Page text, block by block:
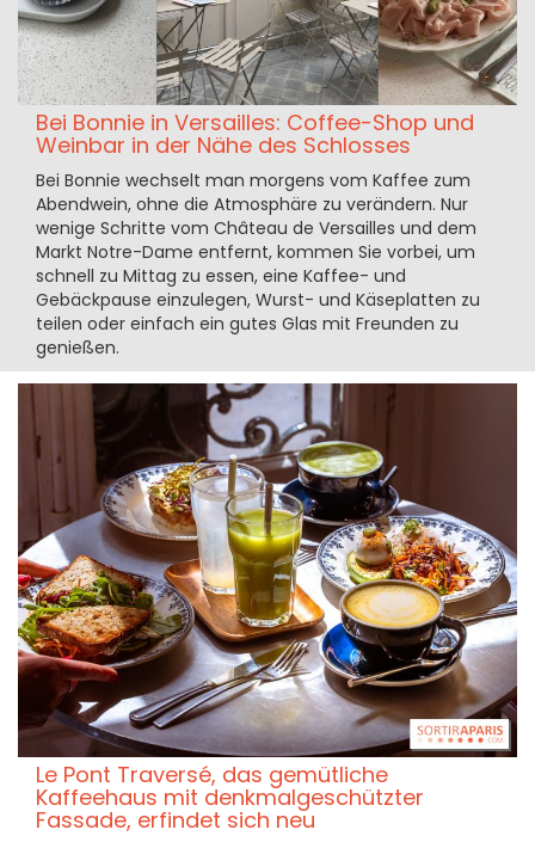
Bei Bonnie in Versailles: Coffee-Shop und
Weinbar in der Nähe des Schlosses
Bei Bonnie wechselt man morgens vom Kaffee zum
Abendwein, ohne die Atmosphäre zu verändern. Nur
wenige Schritte vom Château de Versailles und dem
Markt Notre-Dame entfernt, kommen Sie vorbei, um
schnell zu Mittag zu essen, eine Kaffee- und
Gebäckpause einzulegen, Wurst- und Käseplatten zu
teilen oder einfach ein gutes Glas mit Freunden zu
genießen.
Le Pont Traversé, das gemütliche
Kaffeehaus mit denkmalgeschützter
Fassade, erfindet sich neu